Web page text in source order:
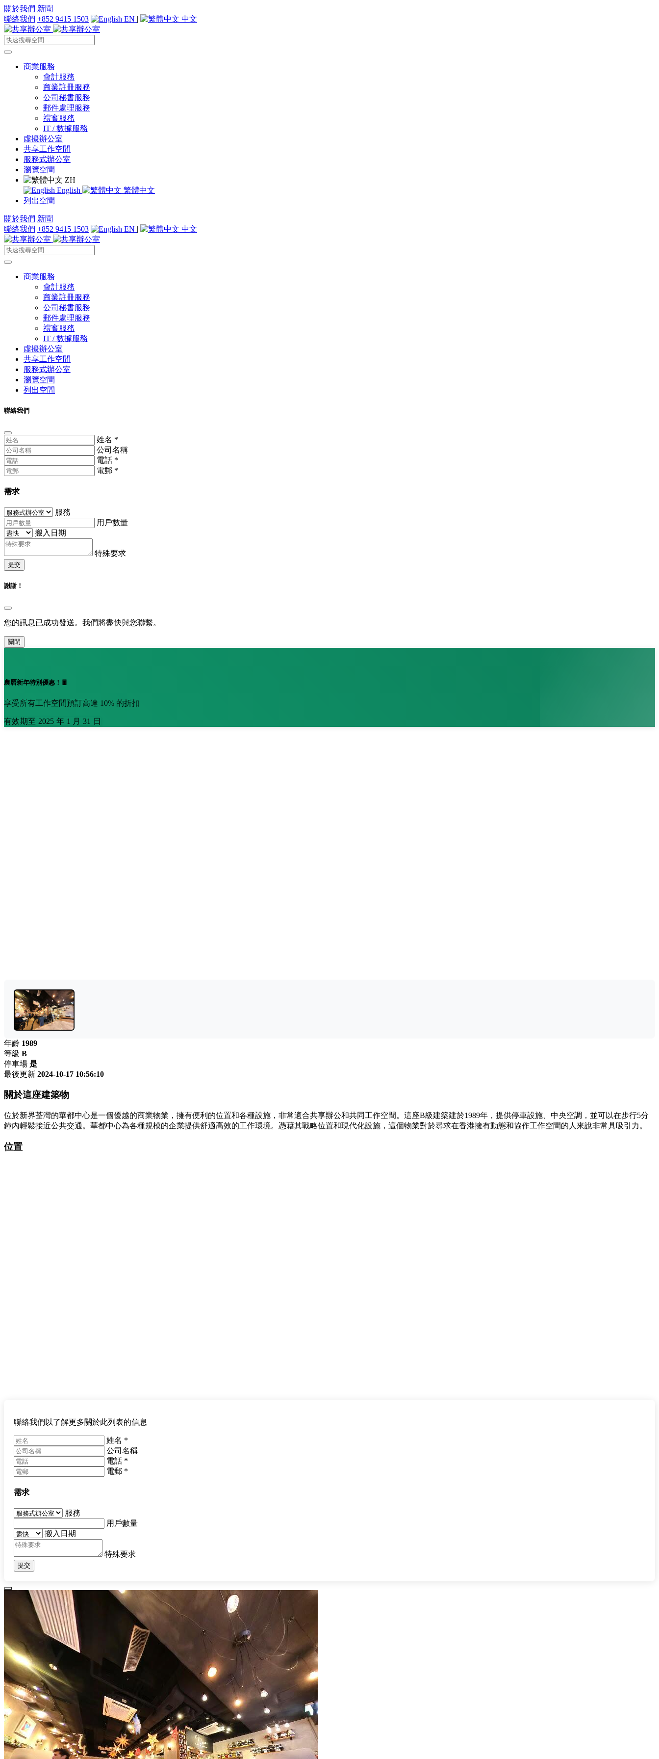
關於我們 新聞
聯絡我們 +852 9415 1503 EN | 中文
商業服務
會計服務
商業註冊服務
公司秘書服務
郵件處理服務
禮賓服務
IT / 數據服務
虛擬辦公室
共享工作空間
服務式辦公室
瀏覽空間
ZH
English
繁體中文
列出空間
關於我們 新聞
聯絡我們 +852 9415 1503 EN | 中文
商業服務
會計服務
商業註冊服務
公司秘書服務
郵件處理服務
禮賓服務
IT / 數據服務
虛擬辦公室
共享工作空間
服務式辦公室
瀏覽空間
列出空間
聯絡我們
姓名 *
公司名稱
電話 *
電郵 *
需求
服務
用戶數量
搬入日期
特殊要求
提交
謝謝！
您的訊息已成功發送。我們將盡快與您聯繫。
關閉
農曆新年特別優惠！🧧
享受所有工作空間預訂高達 10% 的折扣
有效期至 2025 年 1 月 31 日
年齡 1989
等級 B
停車場 是
最後更新 2024-10-17 10:56:10
關於這座建築物
位於新界荃灣的華都中心是一個優越的商業物業，擁有便利的位置和各種設施，非常適合共享辦公和共同工作空間。這座B級建築建於1989年，提供停車設施、中央空調，並可以在步行5分
鐘內輕鬆接近公共交通。華都中心為各種規模的企業提供舒適高效的工作環境。憑藉其戰略位置和現代化設施，這個物業對於尋求在香港擁有動態和協作工作空間的人來說非常具吸引力。
位置
聯絡我們以了解更多關於此列表的信息
姓名 *
公司名稱
電話 *
電郵 *
需求
服務
用戶數量
搬入日期
特殊要求
提交